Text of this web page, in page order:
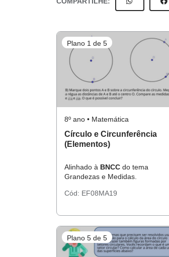
Plano 1 de 5
8º ano • Matemática
Círculo e Circunferência
(Elementos)
Alinhado à BNCC do tema
Grandezas e Medidas.
Cód: EF08MA19
Plano 5 de 5